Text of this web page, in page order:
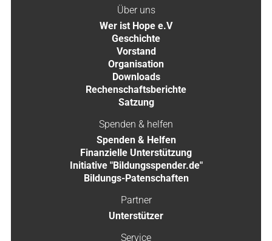
Über uns
Wer ist Hope e.V
Geschichte
Vorstand
Organisation
Downloads
Rechenschaftsberichte
Satzung
Spenden & helfen
Spenden & Helfen
Finanzielle Unterstützung
Initiative "Bildungsspender.de"
Bildungs-Patenschaften
Partner
Unterstützer
Service